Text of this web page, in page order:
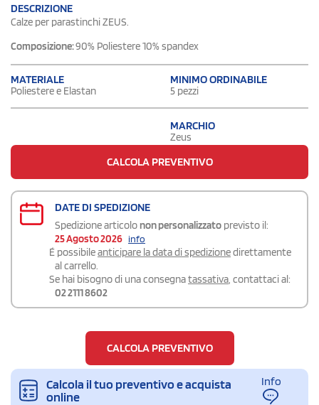
DESCRIZIONE
Calze per parastinchi ZEUS.
Composizione:90% Poliestere 10% spandex
MATERIALE
Poliestere e Elastan
MINIMO ORDINABILE
5 pezzi
MARCHIO
Zeus
CALCOLA PREVENTIVO
DATE DI SPEDIZIONE
Spedizione articolo non personalizzato previsto il:
25 Agosto 2026 info
É possibileanticipare la data di spedizionedirettamente
al carrello.
Se hai bisogno di una consegnatassativa, contattaci al:
02 2111 8602
CALCOLA PREVENTIVO
Calcola il tuo preventivo e acquista
online
Info